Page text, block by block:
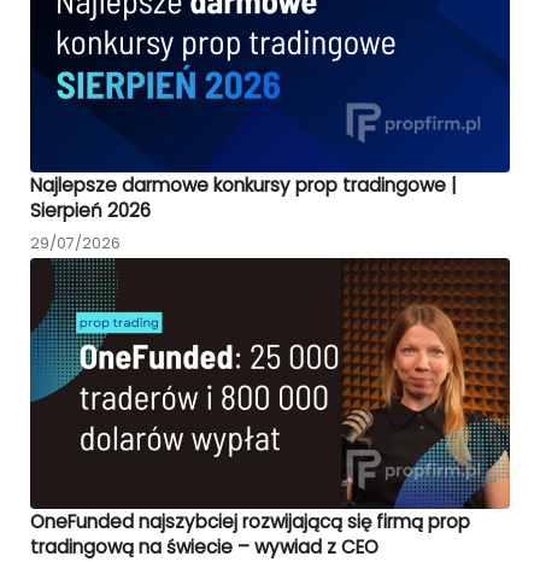
Najlepsze darmowe konkursy prop tradingowe |
Sierpień 2026
29/07/2026
OneFunded najszybciej rozwijającą się firmą prop
tradingową na świecie – wywiad z CEO